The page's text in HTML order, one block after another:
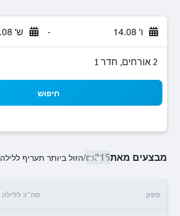
ו' 14.08 - ש' 15.08
2 אורחים, חדר 1
חיפוש
מבצעים מאת₪315
/הזול ביותר תעריף ללילה
ספק סה"כ ללילה